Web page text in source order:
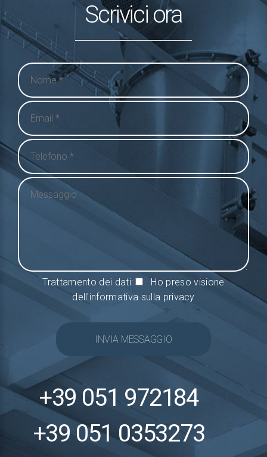
Scrivici ora
Trattamento dei dati:
Ho preso visione
dell'informativa sulla privacy
INVIA MESSAGGIO
+39 051 972184
+39 051 0353273